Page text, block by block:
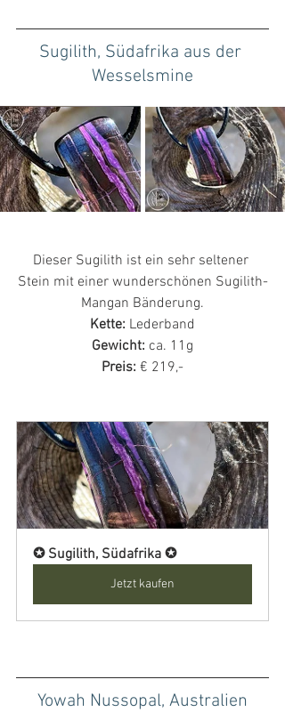
Sugilith, Südafrika aus der
Wesselsmine
Dieser Sugilith ist ein sehr seltener
Stein mit einer wunderschönen Sugilith-
Mangan Bänderung.
Kette: Lederband
Gewicht: ca. 11g
Preis: € 219,-
✪ Sugilith, Südafrika ✪
Jetzt kaufen
Yowah Nussopal, Australien